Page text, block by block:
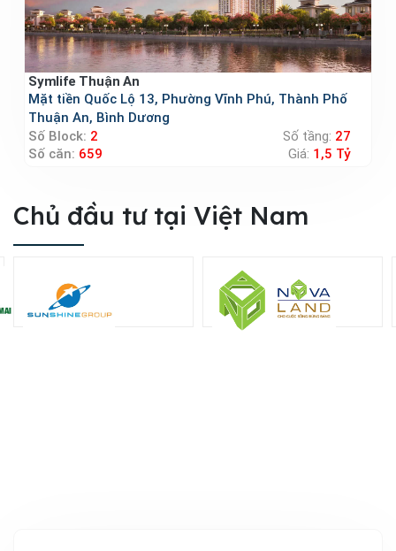
Symlife Thuận An
Mặt tiền Quốc Lộ 13, Phường Vĩnh Phú, Thành Phố
Thuận An, Bình Dương
Số Block: 2 Số tầng: 27
Số căn: 659 Giá: 1,5 Tỷ
Chủ đầu tư tại Việt Nam